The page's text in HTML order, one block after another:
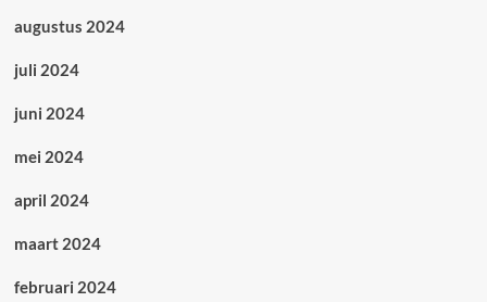
augustus 2024
juli 2024
juni 2024
mei 2024
april 2024
maart 2024
februari 2024